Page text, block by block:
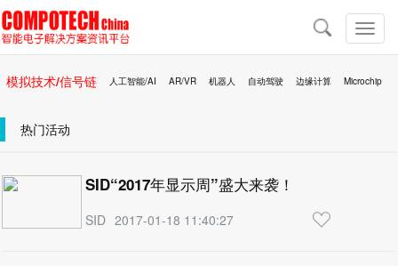
切
换
航
导
航
模拟技术/信号链 人工智能/AI AR/VR 机器人 自动驾驶 边缘计算 Microchip
热门活动
SID“2017年显示周”盛大来袭！
SID 2017-01-18 11:40:27